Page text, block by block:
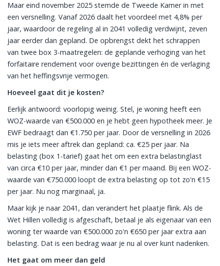
Maar eind november 2025 stemde de Tweede Kamer in met
een versnelling. Vanaf 2026 daalt het voordeel met 4,8% per
jaar, waardoor de regeling al in 2041 volledig verdwijnt, zeven
jaar eerder dan gepland. De opbrengst dekt het schrappen
van twee box 3-maatregelen: de geplande verhoging van het
forfaitaire rendement voor overige bezittingen én de verlaging
van het heffingsvrije vermogen.
Hoeveel gaat dit je kosten?
Eerlijk antwoord: voorlopig weinig. Stel, je woning heeft een
WOZ-waarde van €500.000 en je hebt geen hypotheek meer. Je
EWF bedraagt dan €1.750 per jaar. Door de versnelling in 2026
mis je iets meer aftrek dan gepland: ca. €25 per jaar. Na
belasting (box 1-tarief) gaat het om een extra belastinglast
van circa €10 per jaar, minder dan €1 per maand. Bij een WOZ-
waarde van €750.000 loopt de extra belasting op tot zo'n €15
per jaar. Nu nog marginaal, ja.
Maar kijk je naar 2041, dan verandert het plaatje flink. Als de
Wet Hillen volledig is afgeschaft, betaal je als eigenaar van een
woning ter waarde van €500.000 zo'n €650 per jaar extra aan
belasting. Dat is een bedrag waar je nu al over kunt nadenken.
Het gaat om meer dan geld